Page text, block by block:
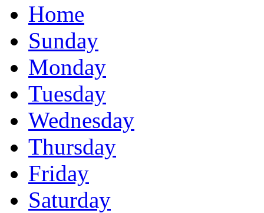
Home
Sunday
Monday
Tuesday
Wednesday
Thursday
Friday
Saturday